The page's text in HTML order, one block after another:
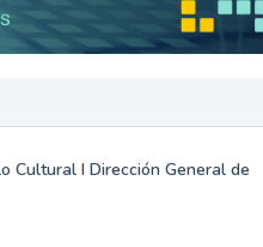
Cultural I Dirección General de